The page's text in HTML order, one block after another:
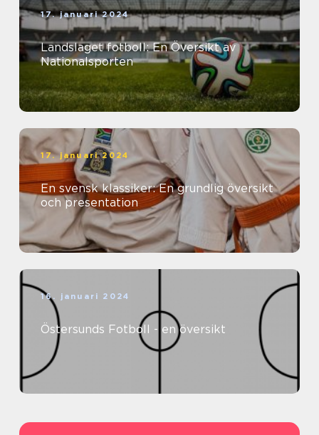
17. januari 2024
Landslaget fotboll: En Översikt av
Nationalsporten
17. januari 2024
En svensk klassiker: En grundlig översikt
och presentation
16. januari 2024
Östersunds Fotboll - en översikt